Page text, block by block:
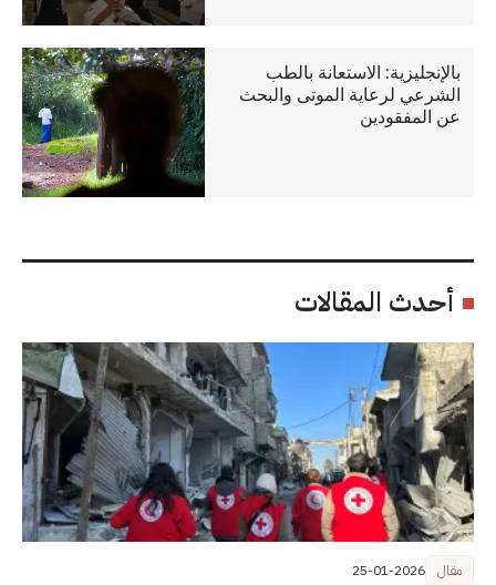
بالإنجليزية: الاستعانة بالطب
الشرعي لرعاية الموتى والبحث
عن المفقودين
أحدث المقالات
مقال 25-01-2026